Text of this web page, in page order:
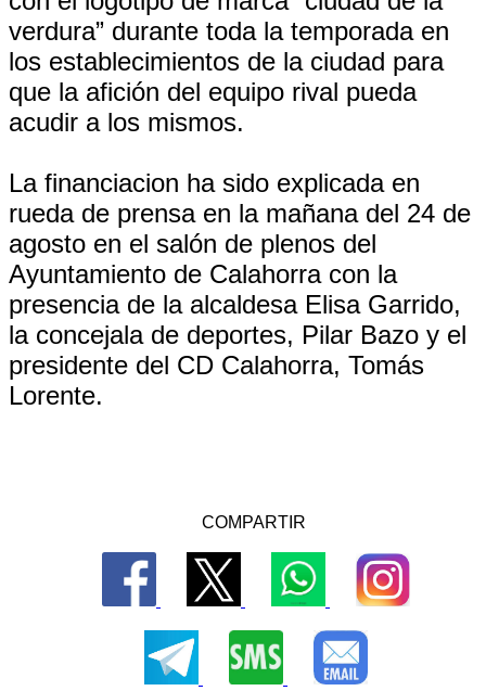
verdura” durante toda la temporada en
los establecimientos de la ciudad para
que la afición del equipo rival pueda
acudir a los mismos.
La financiacion ha sido explicada en
rueda de prensa en la mañana del 24 de
agosto en el salón de plenos del
Ayuntamiento de Calahorra con la
presencia de la alcaldesa Elisa Garrido,
la concejala de deportes, Pilar Bazo y el
presidente del CD Calahorra, Tomás
Lorente.
COMPARTIR